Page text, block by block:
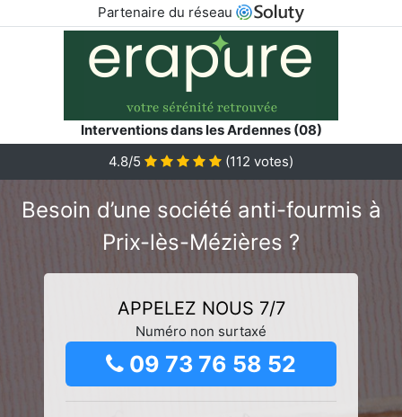
Partenaire du réseau
Interventions dans les Ardennes (08)
4.8/5
(112 votes)
Besoin d’une société anti-fourmis à
Prix-lès-Mézières ?
APPELEZ NOUS 7/7
Numéro non surtaxé
09 73 76 58 52